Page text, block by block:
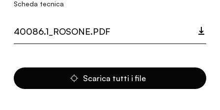
Scheda tecnica
40086.1_ROSONE.PDF
Scarica tutti i file